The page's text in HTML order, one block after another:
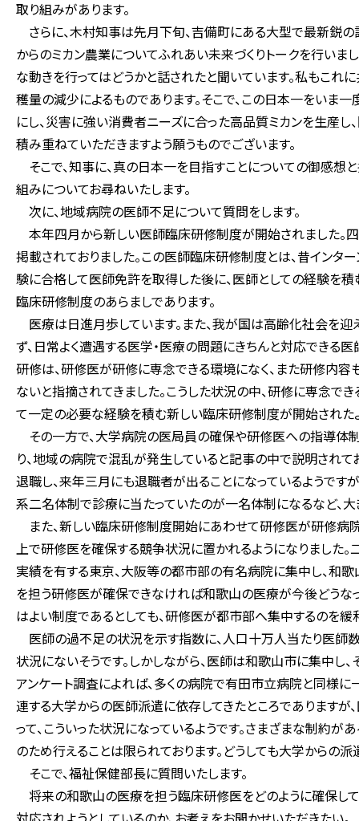
取り組みがあります。
さらに、木村知事は先月下旬、吉備町にある大型で最新鋭
からのミカン農業についてふれあい未来づくりトークを行いま
な動きを行ってはどうかと話されたと聞いています。私もこ
穫量の減少によるものであります。そこで、この日本一をいま
にし、災害に強い消費者ニーズに合った高品質ミカンを生産
積み重ねていただきますよう願うものでございます。
そこで、知事に、真の日本一を目指すことについての御感想
組みについてお尋ねいたします。
次に、地域病院の医師不足について質問をします。
本年四月から新しい医師臨床研修制度が開始されました。
掲載されておりました。この医師臨床研修制度とは、昔インタ
験に合格して医師免許を取得した後に、医師としての経験を
臨床研修制度のあらましであります。
医療は日進月歩しています。また、我が国は高齢化社会を迎
ず、日常よく遭遇する医学・医療の問題にきちんと対応できる
研修は、研修医が研修に専念できる環境になく、また研修内
ないと指摘されてきました。こうした状況の中、研修に専念で
て一定の必要な経験を積む新しい臨床研修制度が開始された
その一方で、大学病院の医局員の確保や研修医への指導体
り、地域の病院で混乱が発生していると記事の中で説明され
退職し、来年三月にも退職者が出ることになっているようです
系二名体制で診療に当たっていたのが一名体制になるなど、大
また、新しい臨床研修制度開始にあわせて研修医が研修病
上で研修医を確保する競争状況に置かれるようになりました
実績を有する東京、大阪等の都市部の有名病院に集中し、和
を担う研修医が確保できなければ和歌山の医療が今後どうな
はよい制度であるとしても、研修医が都市部へ集中するのを緩
医師の過不足の状況を示す指数に、人口十万人当たり医師
状況にないそうです。しかしながら、医師は和歌山市に集中
アンケート調査によれば、多くの病院で有田市立病院と同様に
連する大学からの医師派遣に依存してきたところであります
って、こういった状況になっているようです。さまざまな制約
のため行えることは限られております。どうしても大学からの
そこで、福祉保健部長に質問いたします。
将来の和歌山の医療を担う臨床研修医をどのように確保し